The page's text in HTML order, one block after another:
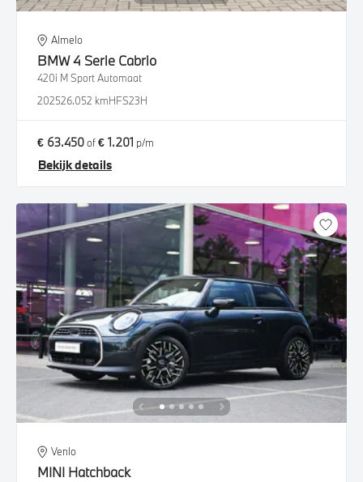
Almelo
BMW4 Serie Cabrio
420i M Sport Automaat
202526.052 kmHFS23H
€ 63.450of€ 1.201 p/m
Bekijk details
Venlo
MINI Hatchback